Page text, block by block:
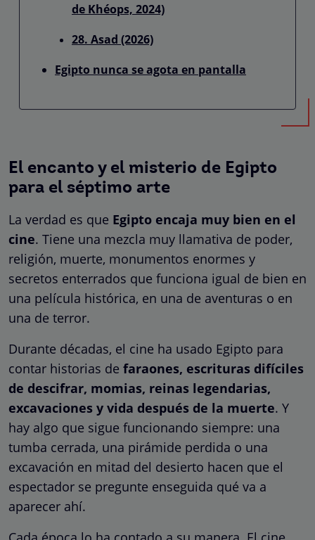
de Khéops, 2024)
28. Asad (2026)
Egipto nunca se agota en pantalla
El encanto y el misterio de Egipto
para el séptimo arte
La verdad es que Egipto encaja muy bien en el
cine. Tiene una mezcla muy llamativa de poder,
religión, muerte, monumentos enormes y
secretos enterrados que funciona igual de bien en
una película histórica, en una de aventuras o en
una de terror.
Durante décadas, el cine ha usado Egipto para
contar historias de faraones, escrituras difíciles
de descifrar, momias, reinas legendarias,
excavaciones y vida después de la muerte. Y
hay algo que sigue funcionando siempre: una
tumba cerrada, una pirámide perdida o una
excavación en mitad del desierto hacen que el
espectador se pregunte enseguida qué va a
aparecer ahí.